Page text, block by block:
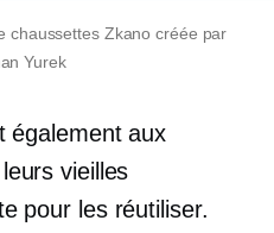
chaussettes Zkano créée par
Yurek
également aux
vieilles
pour les réutiliser.